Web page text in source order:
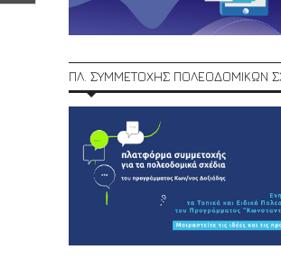
ΠΛ. ΣΥΜΜΕΤΟΧΗΣ ΠΟΛΕΟΔΟΜΙΚΩΝ